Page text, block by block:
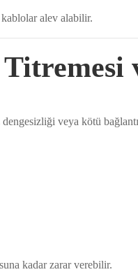
alev alabilir.
Titremesi
veya kötü
kadar zarar verebilir.